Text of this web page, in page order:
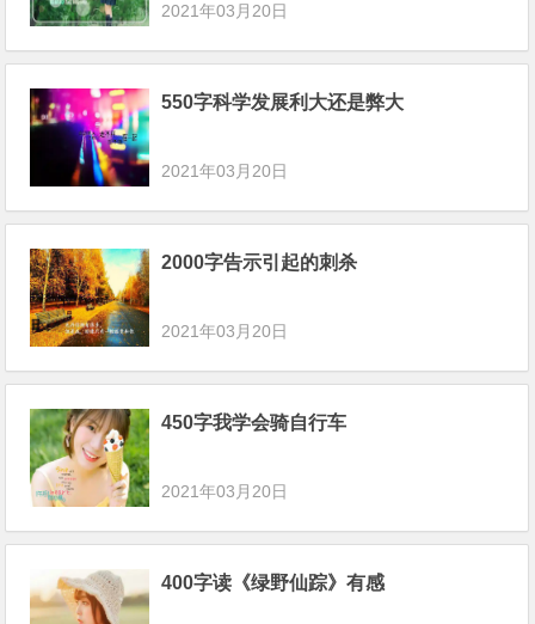
2021年03月20日
550字科学发展利大还是弊大
2021年03月20日
2000字告示引起的刺杀
2021年03月20日
450字我学会骑自行车
2021年03月20日
400字读《绿野仙踪》有感